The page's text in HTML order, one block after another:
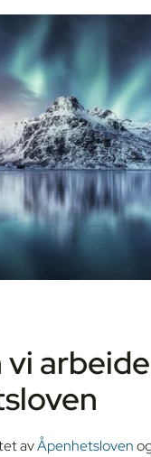
vi
avÅpenhetsloven